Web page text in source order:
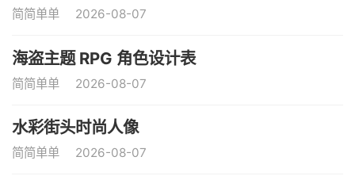
简简单单 2026-08-07
海盗主题 RPG 角色设计表
简简单单 2026-08-07
水彩街头时尚人像
简简单单 2026-08-07